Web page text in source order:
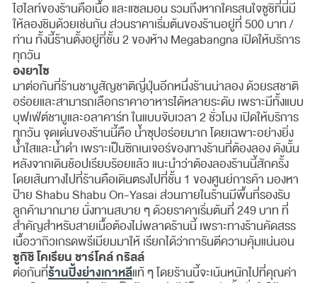
ไฮไลท์ของร้านคือเนื้อ และแซลมอน รวมถึงหากใครสนใจซูชิที่นี่มี
ให้ลองชิมด้วยเช่นกัน ส่วนราคาเริ่มต้นของร้านอยู่ที่ 500 บาท /
ท่าน ทั้งนี้ร้านตั้งอยู่ที่ชั้น 2 ของห้าง Megabangna เปิดให้บริการ
ทุกวัน
องยาไซ
มาต่อกันที่ร้านชาบูสัญชาติญี่ปุ่นอีกหนึ่งร้านน่าลอง ด้วยรสชาติ
อร่อยและสามารถเลือกราคาอาหารได้หลายระดับ เพราะมีทั้งแบบ
บุฟเฟ่ต์ชาบูและอลาคาร์ท ในแบบจับเวลา 2 ชั่วโมง เปิดให้บริการ
ทุกวัน จุดเด่นของร้านนี้คือ น้ำซุปอร่อยมาก โดยเฉพาะอย่างยิ่ง
น้ำใสและน้ำดำ เพราะเป็นซิกเนเจอร์ของทางร้านที่ต้องลอง ดังนั้น
หลังจากเดินช้อปเรียบร้อยแล้ว แนะนำว่าต้องลองร้านนี้สักครั้ง
โดยเส้นทางไปที่ร้านคือเดินตรงไปที่ชั้น 1 ของศูนย์การค้า มองหา
ป้าย Shabu Shabu On-Yasai ส่วนภายในร้านมีพื้นที่รองรับ
ลูกค้ามากมาย นั่งทานสบาย ๆ ด้วยราคาเริ่มต้นที่ 249 บาท ที่
สำคัญสำหรับสายเนื้อต้องไม่พลาดร้านนี้ เพราะทางร้านคัดสรร
เนื้อวากิวเกรดพรีเมียมมาให้ เรียกได้ว่าการันตีความคุ้มแน่นอน
ซูกิชิ โคเรียน ชาร์โคล์ กริลล์
ต่อกันที่ร้านปิ้งย่างเกาหลีแท้ ๆ โดยร้านนี้จะเน้นหนักไปที่คุณค่า